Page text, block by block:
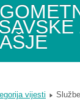
vijesti